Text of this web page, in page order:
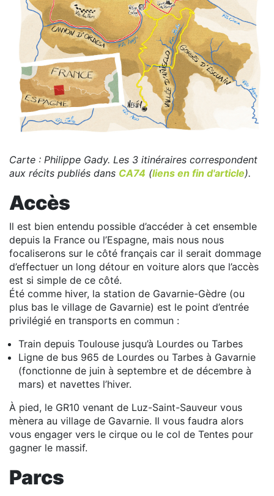
Carte : Philippe Gady. Les 3 itinéraires correspondent
aux récits publiés dans CA74 (liens en fin d'article).
Accès
Il est bien entendu possible d’accéder à cet ensemble
depuis la France ou l’Espagne, mais nous nous
focaliserons sur le côté français car il serait dommage
d’effectuer un long détour en voiture alors que l’accès
est si simple de ce côté.
Été comme hiver, la station de Gavarnie-Gèdre (ou
plus bas le village de Gavarnie) est le point d’entrée
privilégié en transports en commun :
Train depuis Toulouse jusqu’à Lourdes ou Tarbes
Ligne de bus 965 de Lourdes ou Tarbes à Gavarnie
(fonctionne de juin à septembre et de décembre à
mars) et navettes l’hiver.
À pied, le GR10 venant de Luz-Saint-Sauveur vous
mènera au village de Gavarnie. Il vous faudra alors
vous engager vers le cirque ou le col de Tentes pour
gagner le massif.
Parcs